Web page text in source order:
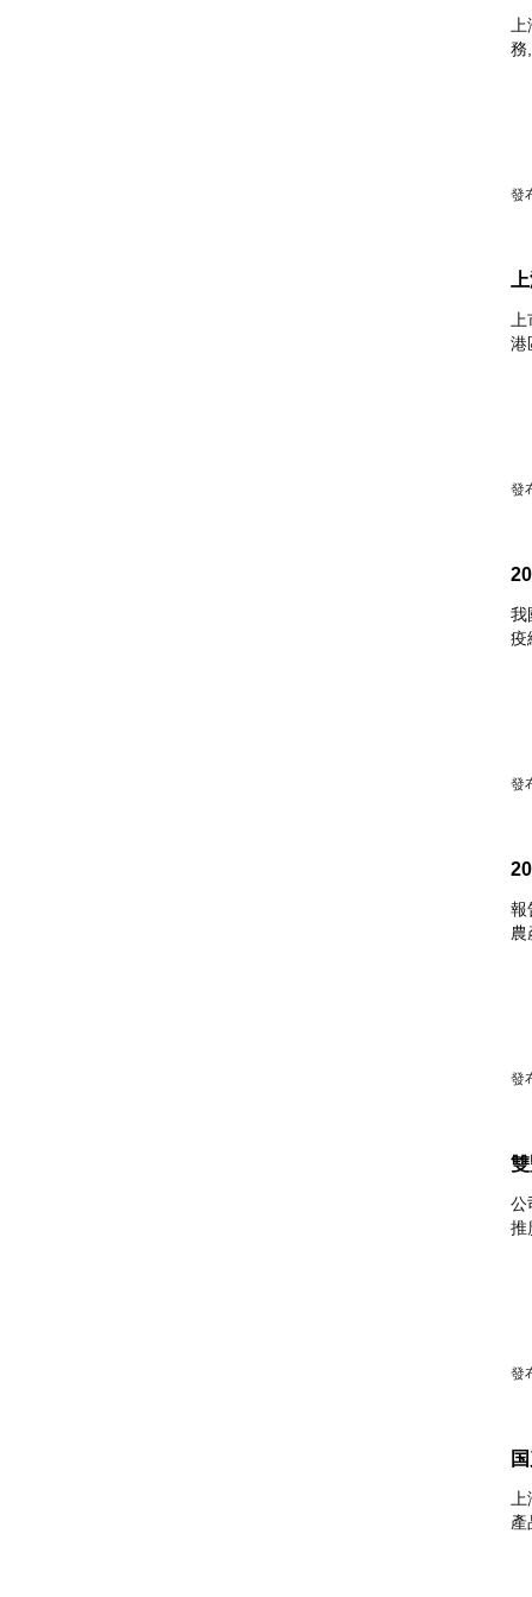
務
發
港
發
我
疫
發
報
農
發
雙
公
推
發
產